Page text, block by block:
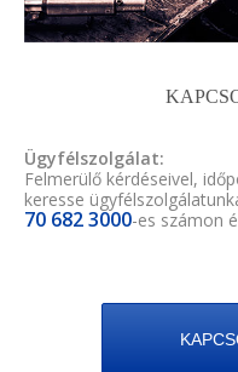
Ügyfélszolgálat:
Felmerülő kérdéseivel,
keresse
70 682 3000-es számon